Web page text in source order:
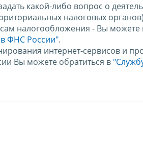
какой-либо вопрос о
налоговых
налогообложения - Вы можете
ФНС России".
интернет-сервисов и
Вы можете обратиться в